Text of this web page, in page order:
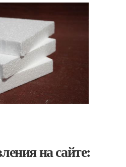
на сайте: